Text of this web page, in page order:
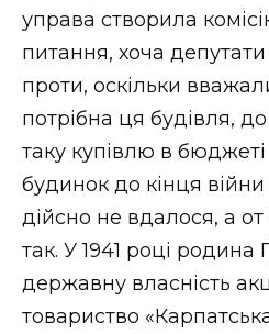
управа створила
питання, хоча
проти, оскільки
потрібна ця будівля,
таку купівлю в
будинок до кінця
дійсно не вдалося, а от
так. У 1941 році
державну власність
товариство